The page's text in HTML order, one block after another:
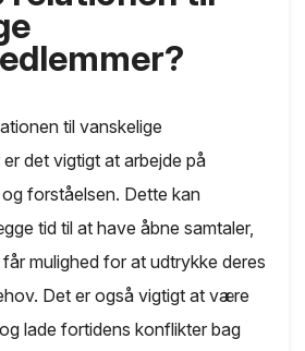
til vanskelige
det vigtigt at arbejde på
forståelsen. Dette kan
tid til at have åbne samtaler,
mulighed for at udtrykke deres
Det er også vigtigt at være
lade fortidens konflikter bag